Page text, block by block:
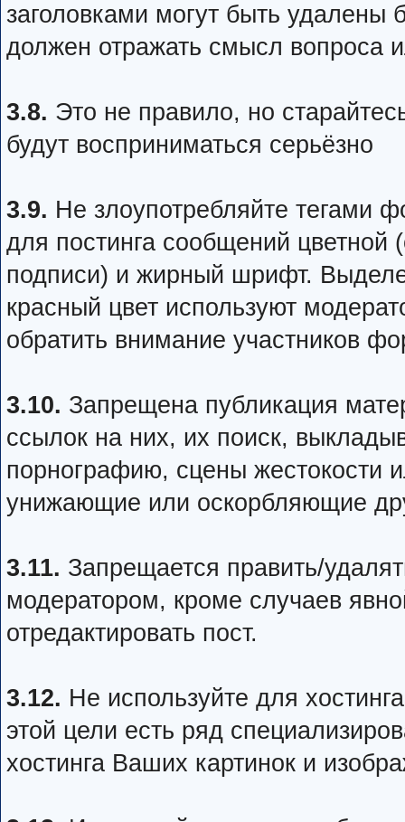
заголовками могут быть удалены
должен отражать смысл вопроса
3.8. Это не правило, но
будут восприниматься серьёзно
3.9. Не злоупотребляйте тегами
для постинга сообщений цветной
подписи) и жирный шрифт.
красный цвет используют
обратить внимание участников
3.10. Запрещена публикация
ссылок на них, их поиск,
порнографию, сцены жестокости
унижающие или оскорбляющие
3.11. Запрещается править/
модератором, кроме случаев
отредактировать пост.
3.12. Не используйте для
этой цели есть ряд
хостинга Ваших картинок и